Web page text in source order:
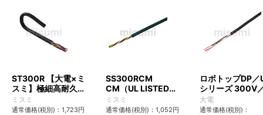
ST300R 【大電×ミ
スミ】極細高耐久ロ
ボットケーブル（シ
ールド無・有）
ミスミ
通常価格(税別)： 1,723円
SS300RCM
CM（UL LISTED規
格・NEPA対応） 小
径
ミスミ
通常価格(税別)： 1,052円
ロボトップDP／
シリーズ 300V
UL2517
大電
通常価格(税別)：